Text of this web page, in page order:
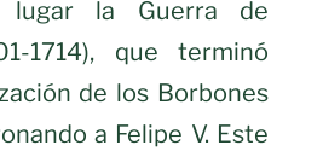
lugar la Guerra de
1714), que terminó
de los Borbones
a Felipe V. Este